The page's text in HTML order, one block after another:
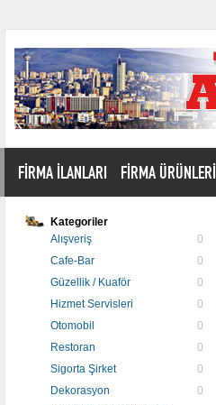
FİRMA İLANLARI FİRMA ÜRÜNLERİ
Kategoriler
Alışveriş
0
Cafe-Bar
0
Güzellik / Kuaför
0
Hizmet Servisleri
0
Otomobil
0
Restoran
0
Sigorta Şirket
0
Dekorasyon
0